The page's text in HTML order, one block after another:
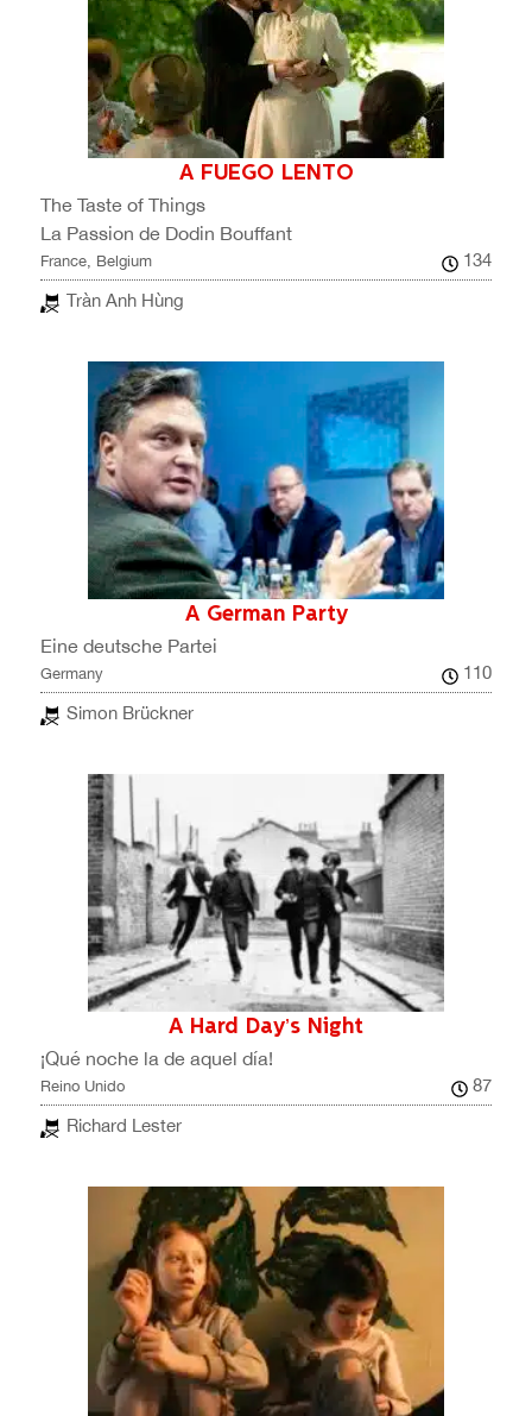
A FUEGO LENTO
The Taste of Things
La Passion de Dodin Bouffant
France, Belgium
134
Tràn Anh Hùng
A German Party
Eine deutsche Partei
Germany
110
Simon Brückner
A Hard Day’s Night
¡Qué noche la de aquel día!
Reino Unido
87
Richard Lester